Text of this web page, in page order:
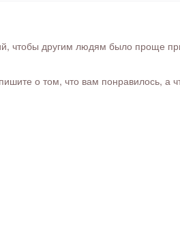
чтобы другим людям было проще
о том, что вам понравилось,